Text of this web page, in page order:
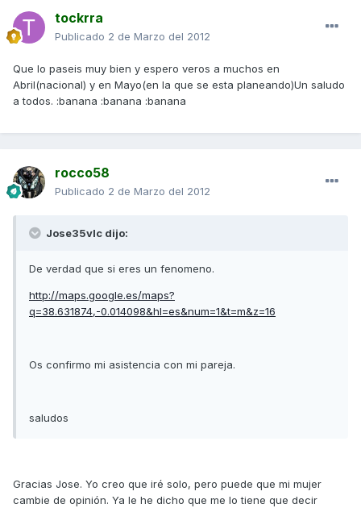
tockrra
Publicado 2 de Marzo del 2012
Que lo paseis muy bien y espero veros a muchos en
Abril(nacional) y en Mayo(en la que se esta planeando)Un saludo
a todos. :banana :banana :banana
rocco58
Publicado 2 de Marzo del 2012
Jose35vlc dijo:
De verdad que si eres un fenomeno.
http://maps.google.es/maps?
q=38.631874,-0.014098&hl=es&num=1&t=m&z=16
Os confirmo mi asistencia con mi pareja.
saludos
Gracias Jose. Yo creo que iré solo, pero puede que mi mujer
cambie de opinión. Ya le he dicho que me lo tiene que decir